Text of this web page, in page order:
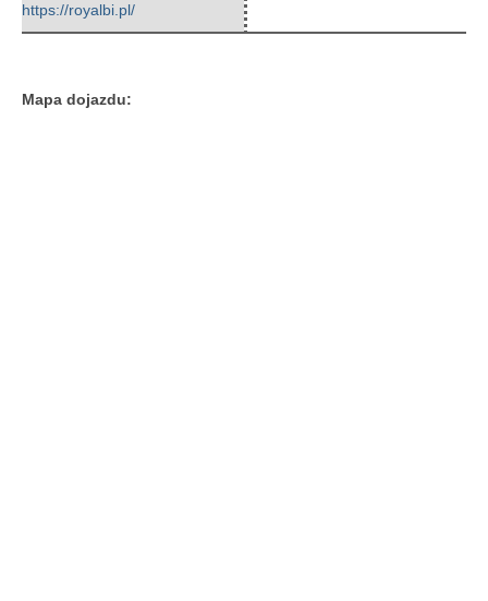
https://royalbi.pl/
Mapa dojazdu: